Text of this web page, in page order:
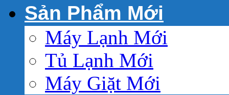
Sản Phẩm Mới
Máy Lạnh Mới
Tủ Lạnh Mới
Máy Giặt Mới